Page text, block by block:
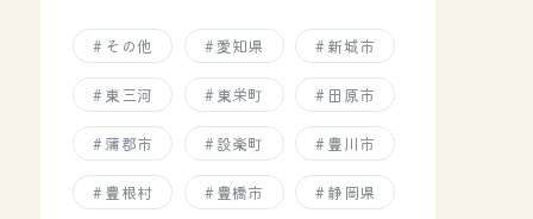
その他 愛知県 新城市
東三河 東栄町 田原市
蒲郡市 設楽町 豊川市
豊根村 豊橋市 静岡県